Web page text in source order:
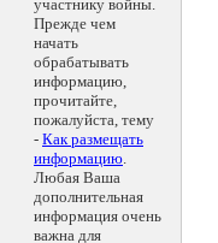
участнику войны.
Прежде чем
начать
обрабатывать
информацию,
прочитайте,
пожалуйста, тему
- Как размещать
информацию.
Любая Ваша
дополнительная
информация очень
важна для